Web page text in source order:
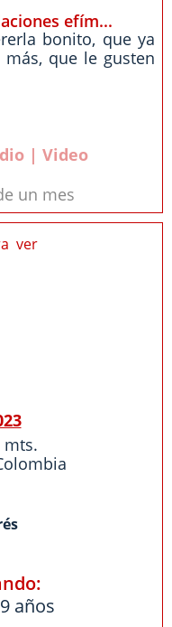
efím...
bonito, que ya
que le gusten
| Video
un mes
mts.
años